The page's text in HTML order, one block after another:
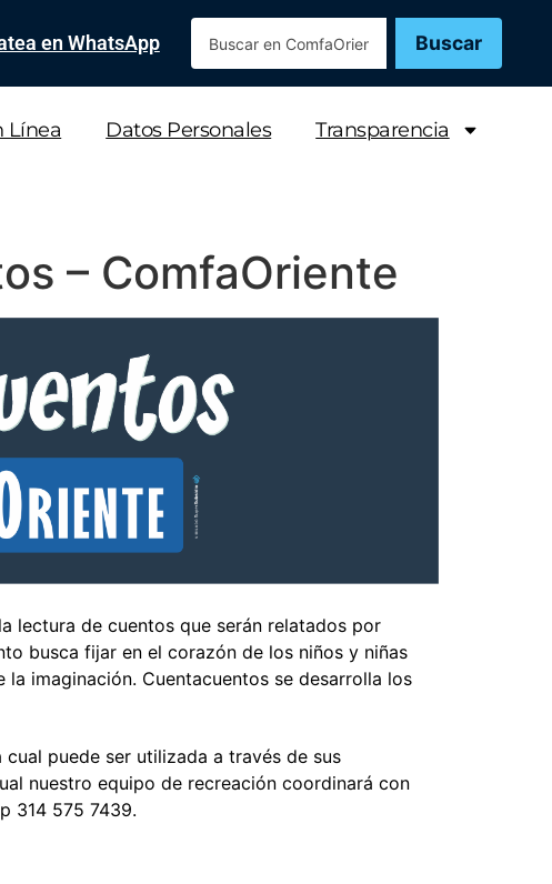
en WhatsApp Buscar
Línea Datos Personales Transparencia
– ComfaOriente
lectura de cuentos que serán relatados por
busca fijar en el corazón de los niños y niñas
imaginación. Cuentacuentos se desarrolla los
puede ser utilizada a través de sus
nuestro equipo de recreación coordinará con
314 575 7439.